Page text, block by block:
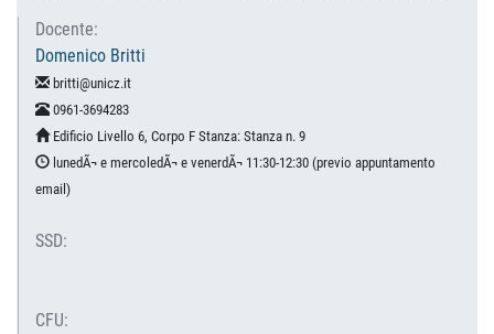
Docente:
Domenico Britti
britti@unicz.it
0961-3694283
Edificio Livello 6, Corpo F Stanza: Stanza n. 9
lunedÃ¬ e mercoledÃ¬ e venerdÃ¬ 11:30-12:30 (previo appuntamento
email)
SSD:
CFU: